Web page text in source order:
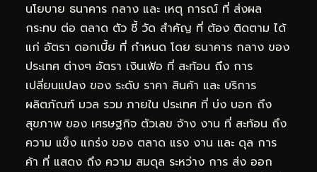
นโยบาย ธนาคาร กลาง และ เหตุ การณ์ ที่ ส่งผล
กระทบ ต่อ ตลาด ตัว ชี้ วัด สำคัญ ที่ ต้อง ติดตาม ได้
แก่ อัตรา ดอกเบี้ย ที่ กำหนด โดย ธนาคาร กลาง ของ
ประเทศ ต่างๆ อัตรา เงินเฟ้อ ที่ สะท้อน ถึง การ
เปลี่ยนแปลง ของ ระดับ ราคา สินค้า และ บริการ
ผลิตภัณฑ์ มวล รวม ภายใน ประเทศ ที่ บ่ง บอก ถึง
สุขภาพ ของ เศรษฐกิจ ตัวเลข จ้าง งาน ที่ สะท้อน ถึง
ความ แข็ง แกร่ง ของ ตลาด แรง งาน และ ดุล การ
ค้า ที่ แสดง ถึง ความ สมดุล ระหว่าง การ ส่ง ออก